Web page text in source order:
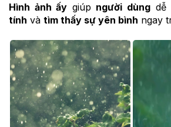
Hình ảnh ấy giúp người dùng dễ
tính và tìm thấy sự yên bình ngay